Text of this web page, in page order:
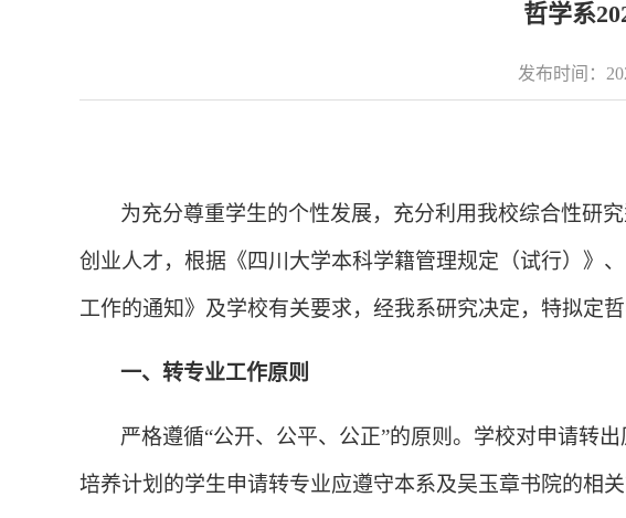
哲学系
发布时间：
为充分尊重学生的个性发展，充分利用我校综合性研
创业人才，根据《四川大学本科学籍管理规定（试行）》
工作的通知》及学校有关要求，经我系研究决定，特拟定
一、转专业工作原则
严格遵循“公开、公平、公正”的原则。学校对申请转
培养计划的学生申请转专业应遵守本系及吴玉章书院的相关